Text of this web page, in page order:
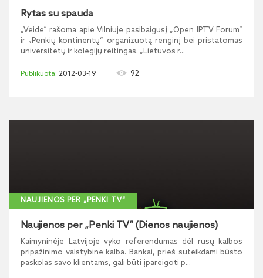
Rytas su spauda
„Veide“ rašoma apie Vilniuje pasibaigusį „Open IPTV Forum“
ir „Penkių kontinentų“ organizuotą renginį bei pristatomas
universitetų ir kolegijų reitingas. „Lietuvos r...
2012-03-19 92
NAUJIENOS PER „PENKI TV“
Naujienos per „Penki TV“ (Dienos naujienos)
Kaimyninėje Latvijoje vyko referendumas dėl rusų kalbos
pripažinimo valstybine kalba. Bankai, prieš suteikdami būsto
paskolas savo klientams, gali būti įpareigoti p...